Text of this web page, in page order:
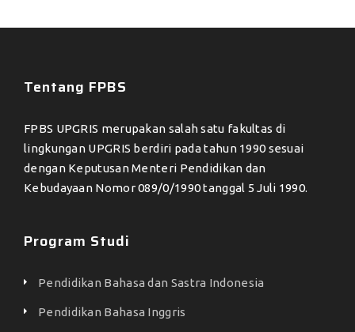
Tentang FPBS
FPBS UPGRIS merupakan salah satu fakultas di
lingkungan UPGRIS berdiri pada tahun 1990 sesuai
dengan Keputusan Menteri Pendidikan dan
Kebudayaan Nomor 089/0/1990 tanggal 5 Juli 1990.
Program Studi
Pendidikan Bahasa dan Sastra Indonesia
Pendidikan Bahasa Inggris